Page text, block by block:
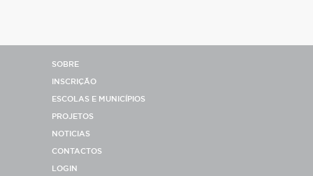
SOBRE
INSCRIÇÃO
ESCOLAS E MUNICÍPIOS
PROJETOS
NOTICIAS
CONTACTOS
LOGIN